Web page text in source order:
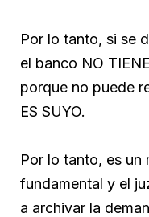
Por lo tanto, si se
el banco NO
porque no puede
ES SUYO.
Por lo tanto, es
fundamental y el
a archivar la